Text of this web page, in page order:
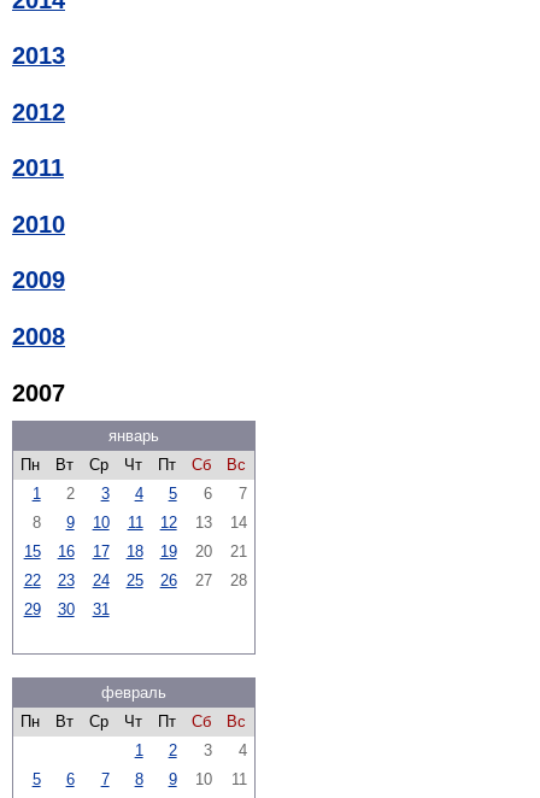
2013
2012
2011
2010
2009
2008
2007
январь
Пн
Вт Ср Чт Пт Сб
Вс
1
2 3 4 5 6
7
8
9 10 11 12 13
14
15
16 17 18 19 20
21
22
23 24 25 26 27
28
29
30 31
февраль
Пн
Вт Ср Чт Пт Сб
Вс
1
2 3
4
5
6 7 8 9 10
11